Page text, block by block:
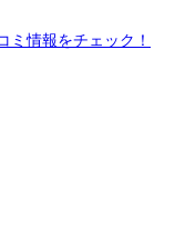
ミ情報をチェック！